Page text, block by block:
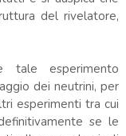
del rivelatore,
tale esperimento
dei neutrini, per
esperimenti tra cui
se le